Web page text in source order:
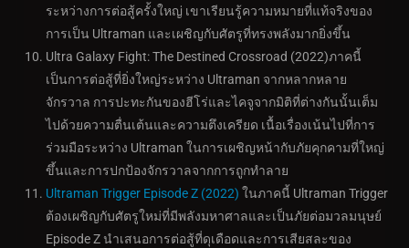
ระหว่างการต่อสู้ครั้งใหญ่ เขาเรียนรู้ความหมายที่แท้จริงของ
การเป็น Ultraman และเผชิญกับศัตรูที่ทรงพลังมากยิ่งขึ้น
Ultra Galaxy Fight: The Destined Crossroad (2022)ภาคนี้
เป็นการต่อสู้ที่ยิ่งใหญ่ระหว่าง Ultraman จากหลากหลาย
จักรวาล การปะทะกันของฮีโร่และไคจูจากมิติที่ต่างกันนั้นเต็ม
ไปด้วยความตื่นเต้นและความตึงเครียด เนื้อเรื่องเน้นไปที่การ
ร่วมมือระหว่าง Ultraman ในการเผชิญหน้ากับภัยคุกคามที่ใหญ่
ขึ้นและการปกป้องจักรวาลจากการถูกทำลาย
Ultraman Trigger Episode Z (2022) ในภาคนี้ Ultraman Trigger
ต้องเผชิญกับศัตรูใหม่ที่มีพลังมหาศาลและเป็นภัยต่อมวลมนุษย์
Episode Z นำเสนอการต่อสู้ที่ดุเดือดและการเสียสละของ